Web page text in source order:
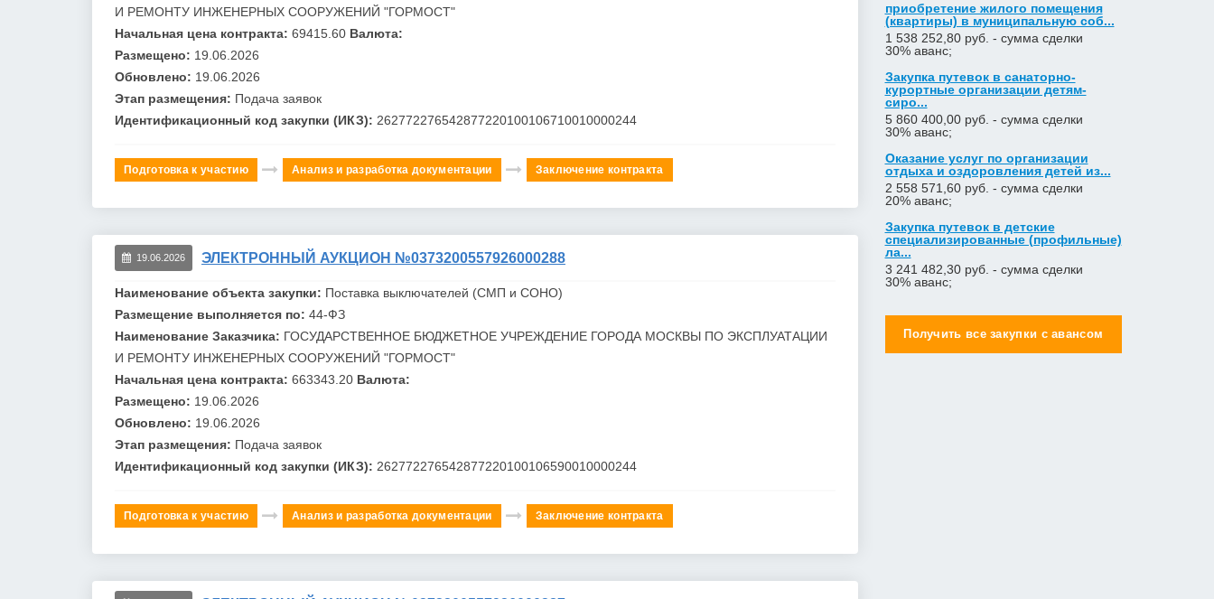
И РЕМОНТУ ИНЖЕНЕРНЫХ СООРУЖЕНИЙ "ГОРМОСТ"
Начальная цена контракта: 69415.60 Валюта:
Размещено: 19.06.2026
Обновлено: 19.06.2026
Этап размещения: Подача заявок
Идентификационный код закупки (ИКЗ): 262772276542877220100106710010000244
Подготовка к участию Анализ и разработка документации Заключение контракта
19.06.2026 ЭЛЕКТРОННЫЙ АУКЦИОН №0373200557926000288
Наименование объекта закупки: Поставка выключателей (СМП и СОНО)
Размещение выполняется по: 44-ФЗ
Наименование Заказчика: ГОСУДАРСТВЕННОЕ БЮДЖЕТНОЕ УЧРЕЖДЕНИЕ ГОРОДА МОСКВЫ ПО ЭКСПЛУАТАЦИИ
И РЕМОНТУ ИНЖЕНЕРНЫХ СООРУЖЕНИЙ "ГОРМОСТ"
Начальная цена контракта: 663343.20 Валюта:
Размещено: 19.06.2026
Обновлено: 19.06.2026
Этап размещения: Подача заявок
Идентификационный код закупки (ИКЗ): 262772276542877220100106590010000244
Подготовка к участию Анализ и разработка документации Заключение контракта
приобретение жилого помещения
(квартиры) в муниципальную соб...
1 538 252,80 руб. - сумма сделки
30% аванс;
Закупка путевок в санаторно-
курортные организации детям-
сиро...
5 860 400,00 руб. - сумма сделки
30% аванс;
Оказание услуг по организации
отдыха и оздоровления детей из...
2 558 571,60 руб. - сумма сделки
20% аванс;
Закупка путевок в детские
специализированные (профильные)
ла...
3 241 482,30 руб. - сумма сделки
30% аванс;
Получить все закупки с авансом